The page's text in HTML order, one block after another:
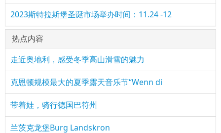
2023斯特拉斯堡圣诞市场举办时间：11.24 -12
热点内容
走近奥地利，感受冬季高山滑雪的魅力
克恩顿规模最大的夏季露天音乐节“Wenn di
带着娃，骑行德国巴符州
兰茨克龙堡Burg Landskron